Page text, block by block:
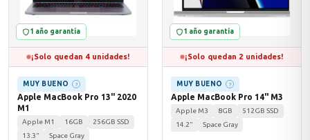
→
1 año garantía
¡Solo quedan 4 unidades!
MUY BUENO ?
Apple MacBook Pro 13" 2020
M1
Apple M1 16GB
256GB SSD
13.3"
Space Gray
1 año garantía
¡Solo quedan 2 unidades!
MUY BUENO ?
Apple MacBook Pro 14" M3
Apple M3 8GB
512GB SSD
14.2"
Space Gray